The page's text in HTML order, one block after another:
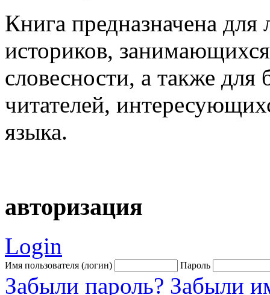
Книга предназначена для
историков,
словесности, а также для
читателей,
языка.
авторизация
Login
Имя пользователя (логин) Пароль
Забыли пароль? Забыли